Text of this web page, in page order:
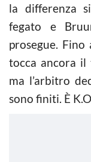
la differenza
fegato e
prosegue.
tocca ancora il
ma l’arbitro
sono finiti. È